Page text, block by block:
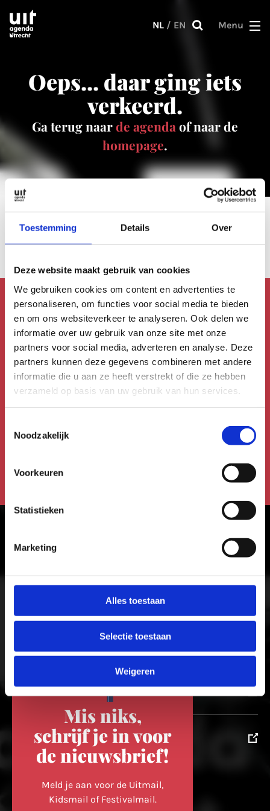
Toestemming Details Over
Deze website maakt gebruik van cookies
We gebruiken cookies om content en advertenties te
personaliseren, om functies voor social media te bieden
en om ons websiteverkeer te analyseren. Ook delen we
informatie over uw gebruik van onze site met onze
partners voor social media, adverteren en analyse. Deze
partners kunnen deze gegevens combineren met andere
informatie die u aan ze heeft verstrekt of die ze hebben
verzameld op basis van uw gebruik van hun services.
Noodzakelijk
Voorkeuren
Statistieken
Marketing
Alles toestaan
Selectie toestaan
Weigeren
Skip to main content
NL / EN Menu
Oeps... daar ging iets
verkeerd.
Ga terug naarde agenda of naar de
homepage.
0 resultaat
Mis niks!
Schrijf je in voor de
nieuwsbrief!
Meld je aan voor de Uitmail,
Meer in Utrecht
ontdek-utrecht.nl
domtoren.nl
utrechtpartners.nl
Volg ons op
Mis niks,
schrijf je in voor
de nieuwsbrief!
Meld je aan voor de Uitmail,
Kidsmail of Festivalmail.